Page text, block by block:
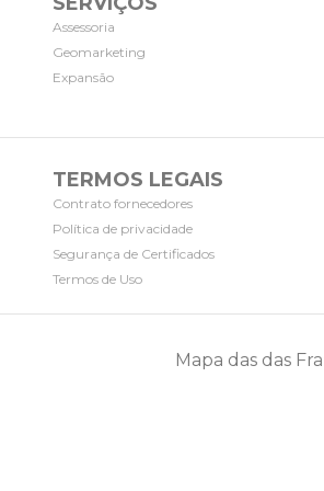
Assessoria
Geomarketing
Expansão
TERMOS LEGAIS
Contrato fornecedores
Política de privacidade
Segurança de Certificados
Termos de Uso
Mapa das das